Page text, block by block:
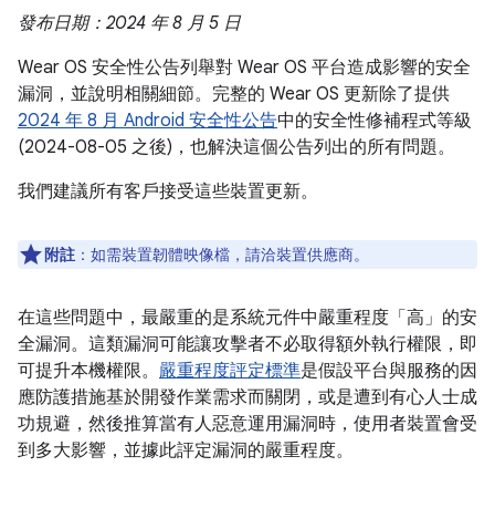
發布日期：2024 年 8 月 5 日
Wear OS 安全性公告列舉對 Wear OS 平台造成影響的安全
漏洞，並說明相關細節。完整的 Wear OS 更新除了提供
2024 年 8 月 Android 安全性公告中的安全性修補程式等級
(2024-08-05 之後)，也解決這個公告列出的所有問題。
我們建議所有客戶接受這些裝置更新。
附註 ：如需裝置韌體映像檔，請洽裝置供應商。
在這些問題中，最嚴重的是系統元件中嚴重程度「高」的安
全漏洞。這類漏洞可能讓攻擊者不必取得額外執行權限，即
可提升本機權限。 嚴重程度評定標準是假設平台與服務的因
應防護措施基於開發作業需求而關閉，或是遭到有心人士成
功規避，然後推算當有人惡意運用漏洞時，使用者裝置會受
到多大影響，並據此評定漏洞的嚴重程度。